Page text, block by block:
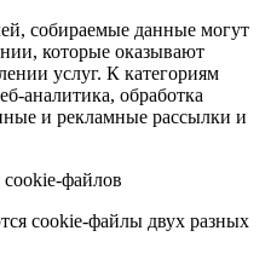
собираемые данные могут
которые оказывают
услуг. К категориям
аналитика, обработка
и рекламные рассылки и
файлов
cookie-файлы двух разных